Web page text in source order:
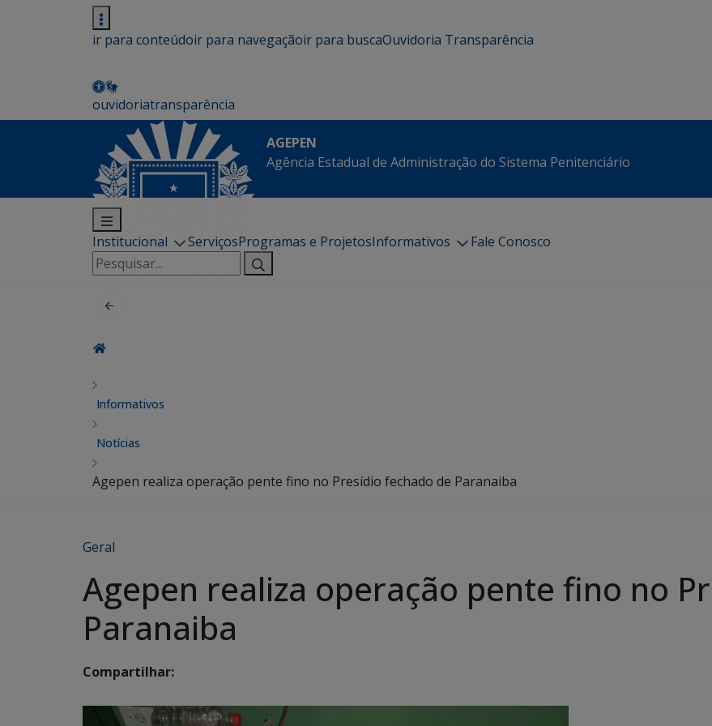
ir para conteúdoir para navegaçãoir para buscaOuvidoria Transparência
ouvidoriatransparência
AGEPEN
Agência Estadual de Administração do Sistema Penitenciário
Institucional ServiçosProgramas e ProjetosInformativos
Fale Conosco
Pesquisar
por:
Informativos
Notícias
Agepen realiza operação pente fino no Presídio fechado de Paranaiba
Geral
Agepen realiza operação pente fino no
Paranaiba
Compartilhar: